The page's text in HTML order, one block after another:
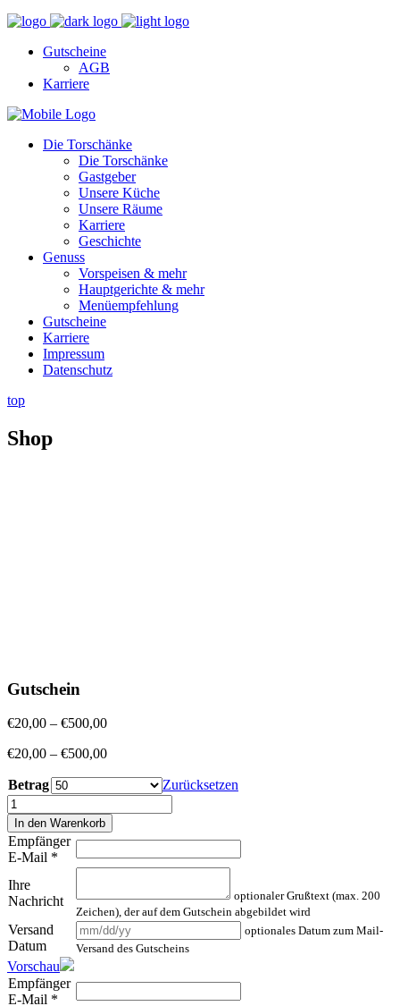
Gutscheine
AGB
Karriere
Die Torschänke
Die Torschänke
Gastgeber
Unsere Küche
Unsere Räume
Karriere
Geschichte
Genuss
Vorspeisen & mehr
Hauptgerichte & mehr
Menüempfehlung
Gutscheine
Karriere
Impressum
Datenschutz
top
Shop
Gutschein
€20,00 – €500,00Preisspanne:
bis
€20,00 – €500,00Preisspanne:
Betrag
Zurücksetzen
Gutschein
Menge
In den Warenkorb
Empfänger
E-Mail *
Ihre
Nachricht
optionaler Grußtext (max. 200
Zeichen), der auf dem Gutschein abgebildet wird
Versand
Datum
optionales Datum zum Mail-
Versand des Gutscheins
Vorschau
Empfänger
E-Mail *